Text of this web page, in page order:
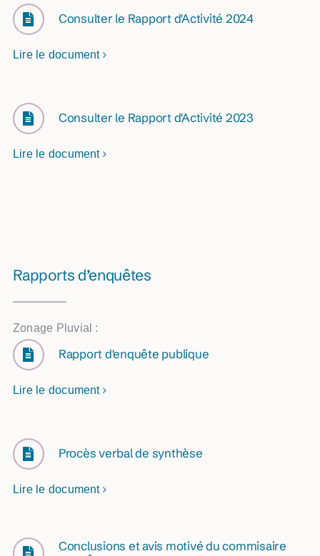
Consulter le Rapport d'Activité 2024
Lire le document
Consulter le Rapport d'Activité 2023
Lire le document
Rapports d’enquêtes
Zonage Pluvial :
Rapport d'enquête publique
Lire le document
Procès verbal de synthèse
Lire le document
Conclusions et avis motivé du commisaire